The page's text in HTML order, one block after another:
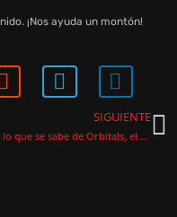
¡Nos ayuda un montón!
SIGUIENTE
Todo lo que se sabe de Orbitals, el cooperativo exclusivo de Nintendo Switch 2